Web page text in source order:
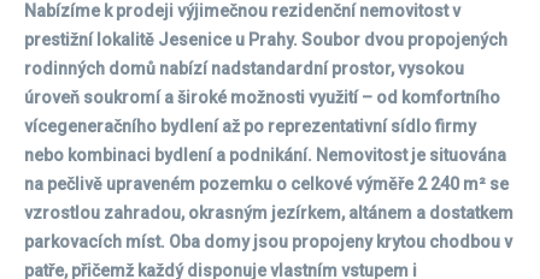
Nabízíme k prodeji výjimečnou rezidenční nemovitost v
prestižní lokalitě Jesenice u Prahy. Soubor dvou propojených
rodinných domů nabízí nadstandardní prostor, vysokou
úroveň soukromí a široké možnosti využití – od komfortního
vícegeneračního bydlení až po reprezentativní sídlo firmy
nebo kombinaci bydlení a podnikání. Nemovitost je situována
na pečlivě upraveném pozemku o celkové výměře 2 240 m² se
vzrostlou zahradou, okrasným jezírkem, altánem a dostatkem
parkovacích míst. Oba domy jsou propojeny krytou chodbou v
patře, přičemž každý disponuje vlastním vstupem i